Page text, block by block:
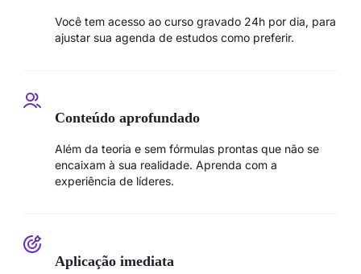
Você tem acesso ao curso gravado 24h por dia, para
ajustar sua agenda de estudos como preferir.
Conteúdo aprofundado
Além da teoria e sem fórmulas prontas que não se
encaixam à sua realidade. Aprenda com a
experiência de líderes.
Aplicação imediata